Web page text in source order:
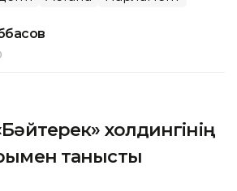
холдингінің
танысты